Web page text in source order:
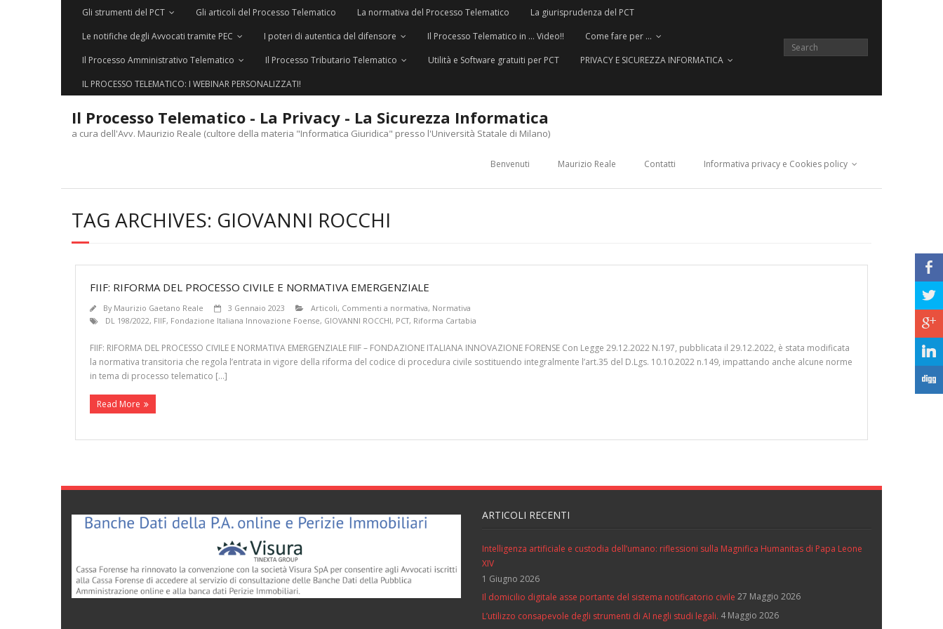
Gli strumenti del PCT Gli articoli del Processo Telematico La normativa del Processo Telematico
La giurisprudenza del PCT
Le notifiche degli Avvocati tramite PEC
I poteri di autentica del difensore Il Processo Telematico in … Video!!
Come fare per …
Il Processo Amministrativo Telematico
Il Processo Tributario Telematico Utilità e Software gratuiti per PCT
PRIVACY E SICUREZZA INFORMATICA
IL PROCESSO TELEMATICO: I WEBINAR PERSONALIZZATI!
Il Processo Telematico - La Privacy - La Sicurezza Informatica
a cura dell'Avv. Maurizio Reale (cultore della materia "Informatica Giuridica" presso l'Università Statale di Milano)
Benvenuti Maurizio Reale Contatti Informativa privacy e Cookies policy
TAG ARCHIVES: GIOVANNI ROCCHI
FIIF: RIFORMA DEL PROCESSO CIVILE E NORMATIVA EMERGENZIALE
By Maurizio Gaetano Reale 3 Gennaio 2023 Articoli, Commenti a normativa, Normativa
DL 198/2022, FIIF, Fondazione Italiana Innovazione Foense, GIOVANNI ROCCHI, PCT, Riforma Cartabia
FIIF: RIFORMA DEL PROCESSO CIVILE E NORMATIVA EMERGENZIALE FIIF – FONDAZIONE ITALIANA INNOVAZIONE FORENSE Con Legge 29.12.2022 N.197, pubblicata il 29.12.2022, è stata modificata
la normativa transitoria che regola l’entrata in vigore della riforma del codice di procedura civile sostituendo integralmente l’art.35 del D.Lgs. 10.10.2022 n.149, impattando anche alcune norme
in tema di processo telematico […]
Read More
ARTICOLI RECENTI
Intelligenza artificiale e custodia dell’umano: riflessioni sulla Magnifica Humanitas di Papa Leone
XIV
1 Giugno 2026
Il domicilio digitale asse portante del sistema notificatorio civile 27 Maggio 2026
L’utilizzo consapevole degli strumenti di AI negli studi legali. 4 Maggio 2026
b
a
c
j
F